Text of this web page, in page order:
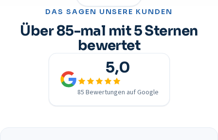
DAS SAGEN UNSERE KUNDEN
Über 85-mal mit 5 Sternen
bewertet
5,0
85 Bewertungen auf Google